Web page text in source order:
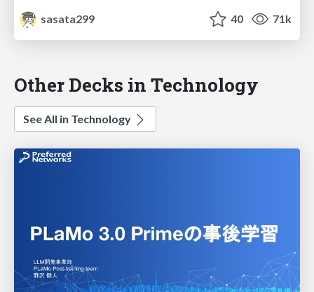
sasata299
40 71k
Other Decks in Technology
See All in Technology